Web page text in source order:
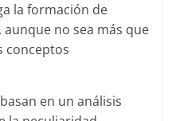
la formación de
no sea más que
conceptos
en un análisis